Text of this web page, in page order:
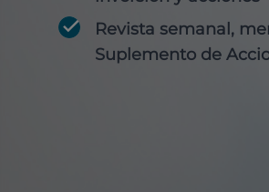
Revista semanal,
Suplemento de